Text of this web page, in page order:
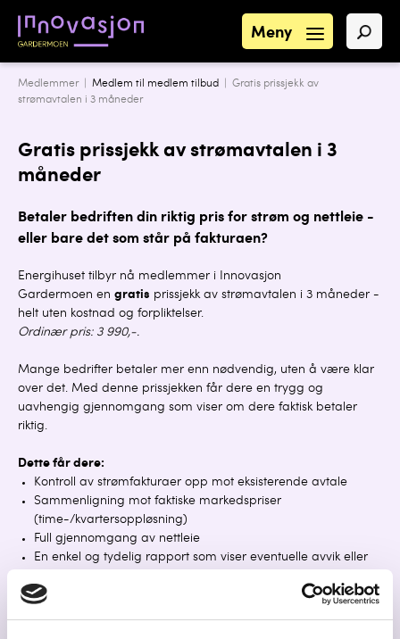
Meny
Medlemmer | Medlem til medlem tilbud | Gratis prissjekk av
strømavtalen i 3 måneder
Gratis prissjekk av strømavtalen i 3
måneder
Betaler bedriften din riktig pris for strøm og nettleie -
eller bare det som står på fakturaen?
Energihuset tilbyr nå medlemmer i Innovasjon
Gardermoen en gratis prissjekk av strømavtalen i 3 måneder -
helt uten kostnad og forpliktelser.
Ordinær pris: 3 990,-.
Mange bedrifter betaler mer enn nødvendig, uten å være klar
over det. Med denne prissjekken får dere en trygg og
uavhengig gjennomgang som viser om dere faktisk betaler
riktig.
Dette får dere:
Kontroll av strømfakturaer opp mot eksisterende avtale
Sammenligning mot faktiske markedspriser
(time-/kvartersoppløsning)
Full gjennomgang av nettleie
En enkel og tydelig rapport som viser eventuelle avvik eller